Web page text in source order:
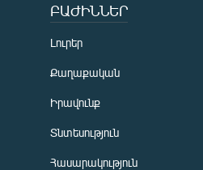
ԲԱԺԻՆՆԵՐ
Լուրեր
Քաղաքական
Իրավունք
Տնտեսություն
Հասարակություն